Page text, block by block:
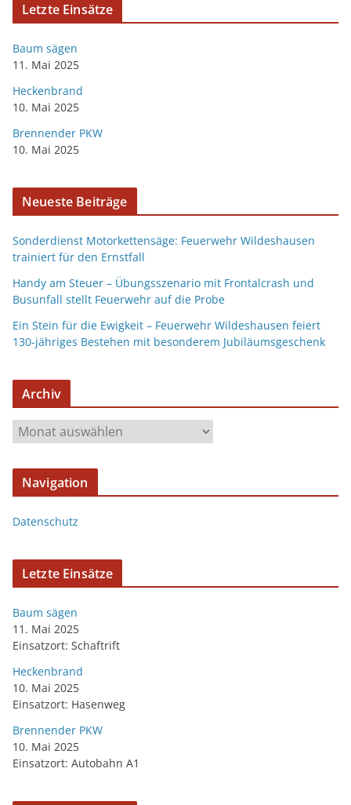
Letzte Einsätze
Baum sägen
11. Mai 2025
Heckenbrand
10. Mai 2025
Brennender PKW
10. Mai 2025
Neueste Beiträge
Sonderdienst Motorkettensäge: Feuerwehr Wildeshausen
trainiert für den Ernstfall
Handy am Steuer – Übungsszenario mit Frontalcrash und
Busunfall stellt Feuerwehr auf die Probe
Ein Stein für die Ewigkeit – Feuerwehr Wildeshausen feiert
130-jähriges Bestehen mit besonderem Jubiläumsgeschenk
Archiv
Navigation
Datenschutz
Letzte Einsätze
Baum sägen
11. Mai 2025
Einsatzort: Schaftrift
Heckenbrand
10. Mai 2025
Einsatzort: Hasenweg
Brennender PKW
10. Mai 2025
Einsatzort: Autobahn A1